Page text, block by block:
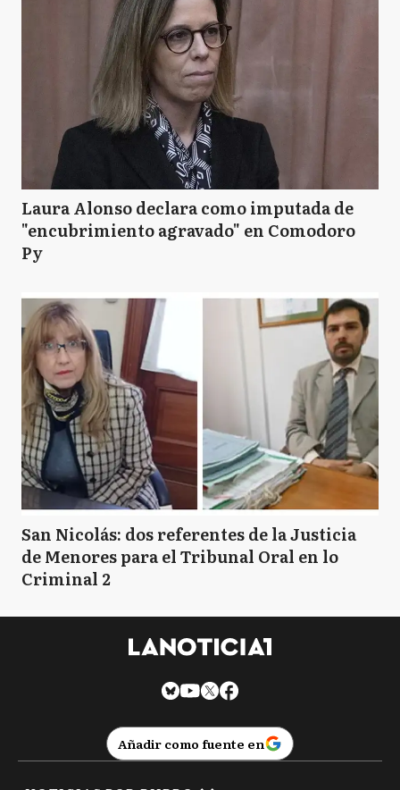
Laura Alonso declara como imputada de
"encubrimiento agravado" en Comodoro
Py
San Nicolás: dos referentes de la Justicia
de Menores para el Tribunal Oral en lo
Criminal 2
Añadir como fuente en